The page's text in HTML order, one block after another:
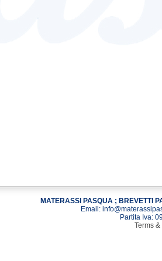
MATERASSI PASQUA ; BREVETTI
Email:
Partita Iva:
Terms